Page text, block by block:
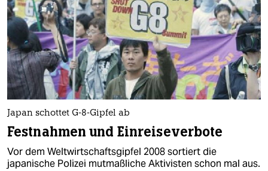
Japan schottet G-8-Gipfel ab
Festnahmen und Einreiseverbote
Vor dem Weltwirtschaftsgipfel 2008 sortiert die
japanische Polizei mutmaßliche Aktivisten schon mal aus.